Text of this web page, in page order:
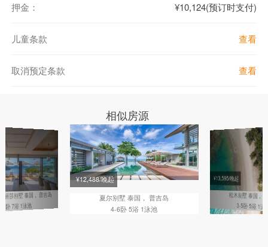
距离尚泰购物中心 Central Phuket Festival 16公里
距离查龙码头Chalong Pier 24公里
卧室1：主卧大床，套间浴室，海景，露台带下沉式漩涡浴缸
卧室2：大床，套间浴室，海景
卧室3：两张单人床（可合并为一张大床），套间浴室，海景露台
卧室4：两张单人床（可合并为一张大床），浴室位于走廊对面，海景
露台
卧室5：一张大床和两张单人床（单人床不使用时会收回到墙壁），套
间浴室
房间内禁止吸烟，否则会有相应罚款
押金： ¥10,124(预订时支付)
儿童条款 查看
取消预定条款 查看
相似房源
丽莎别墅泰国， 普吉岛
7卧 7浴 1泳池
¥12,488/晚起
夏尔别墅 泰国， 普吉岛
4-6卧 5浴 1泳池
¥13,595/晚起
松木别墅 泰国，
3-5卧 5浴 1泳